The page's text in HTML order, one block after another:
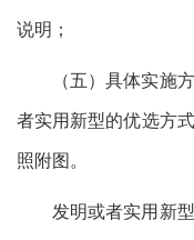
说明；
（五）具体实施
者实用新型的优选方
照附图。
发明或者实用新